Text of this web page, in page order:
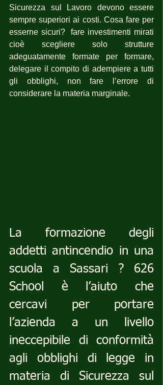
Sicurezza sul Lavoro devono essere
sempre superiori ai costi. Cosa fare per
esserne sicuri?  fare investimenti mirati
cioè scegliere solo strutture
adeguatamente formate per formare,
delegare il compito di adempiere a tutti
gli obblighi, non fare l’errore di
considerare la materia marginale.
La formazione degli
addetti antincendio in una
scuola a Sassari ? 626
School è l’aiuto che
cercavi per portare
l’azienda a un livello
ineccepibile di conformità
agli obblighi di legge in
materia di Sicurezza sul